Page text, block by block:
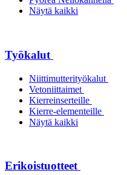
Näytä kaikki
Työkalut
Niittimutterityökalut
Vetoniittaimet
Kierreinserteille
Kierre-elementeille
Näytä kaikki
Erikoistuotteet